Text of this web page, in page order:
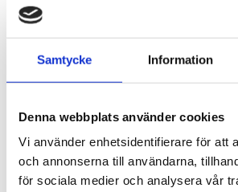
Samtycke Information
Denna webbplats använder cookies
Vi använder enhetsidentifierare för att
och annonserna till användarna,
för sociala medier och analysera vår
THULE CLAMP EVO 4-
PACK 710500
THULE
PACK